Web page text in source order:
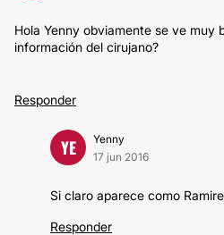
Hola Yenny obviamente se ve muy
información del cirujano?
Responder
YE
Yenny
17 jun 2016
Si claro aparece como
Responder